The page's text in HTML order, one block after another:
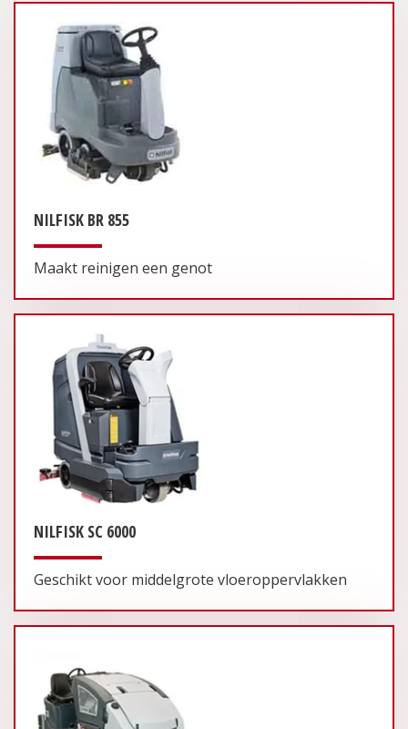
NILFISK BR 855
Maakt reinigen een genot
NILFISK SC 6000
Geschikt voor middelgrote vloeroppervlakken